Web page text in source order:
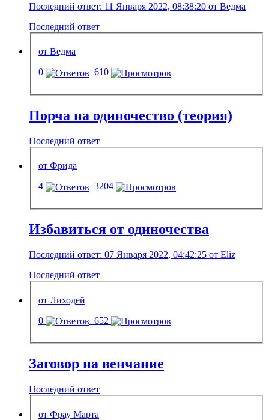
Последний ответ: 11 Января 2022, 08:38:20 от Ведма
Последний ответ
от Ведма
0
610
Порча на одиночество (теория)
Последний ответ
от Фрида
4
3204
Избавиться от одиночества
Последний ответ: 07 Января 2022, 04:42:25 от Eliz
Последний ответ
от Лиходей
0
652
Заговор на венчание
Последний ответ
от Фрау Марта